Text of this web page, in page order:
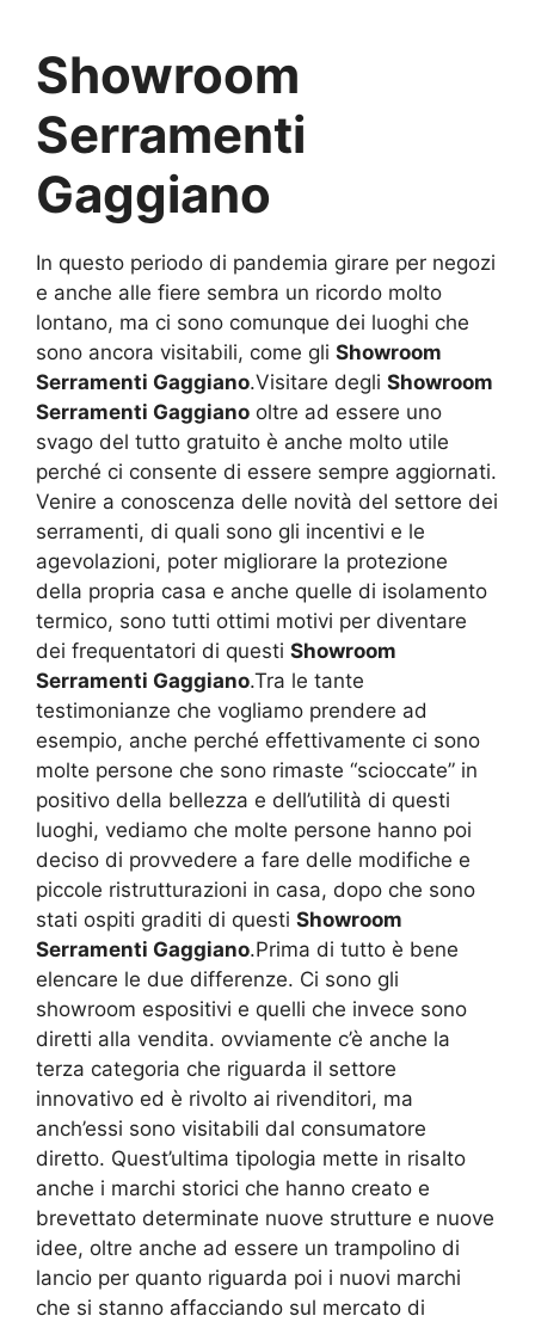
Showroom
Serramenti
Gaggiano
In questo periodo di pandemia girare per negozi
e anche alle fiere sembra un ricordo molto
lontano, ma ci sono comunque dei luoghi che
sono ancora visitabili, come gli Showroom
Serramenti Gaggiano.Visitare degli Showroom
Serramenti Gaggiano oltre ad essere uno
svago del tutto gratuito è anche molto utile
perché ci consente di essere sempre aggiornati.
Venire a conoscenza delle novità del settore dei
serramenti, di quali sono gli incentivi e le
agevolazioni, poter migliorare la protezione
della propria casa e anche quelle di isolamento
termico, sono tutti ottimi motivi per diventare
dei frequentatori di questi Showroom
Serramenti Gaggiano.Tra le tante
testimonianze che vogliamo prendere ad
esempio, anche perché effettivamente ci sono
molte persone che sono rimaste “scioccate” in
positivo della bellezza e dell’utilità di questi
luoghi, vediamo che molte persone hanno poi
deciso di provvedere a fare delle modifiche e
piccole ristrutturazioni in casa, dopo che sono
stati ospiti graditi di questi Showroom
Serramenti Gaggiano.Prima di tutto è bene
elencare le due differenze. Ci sono gli
showroom espositivi e quelli che invece sono
diretti alla vendita. ovviamente c’è anche la
terza categoria che riguarda il settore
innovativo ed è rivolto ai rivenditori, ma
anch’essi sono visitabili dal consumatore
diretto. Quest’ultima tipologia mette in risalto
anche i marchi storici che hanno creato e
brevettato determinate nuove strutture e nuove
idee, oltre anche ad essere un trampolino di
lancio per quanto riguarda poi i nuovi marchi
che si stanno affacciando sul mercato di